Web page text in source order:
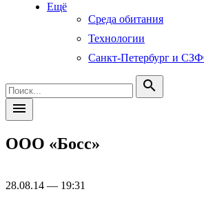
Ещё
Среда обитания
Технологии
Санкт-Петербург и
search
menu
ООО «Босс»
28.08.14 — 19:31